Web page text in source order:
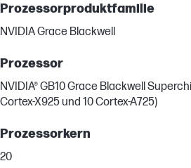
Prozessorproduktfamilie
NVIDIA Grace Blackwell
Prozessor
NVIDIA® GB10 Grace Blackwell
Cortex-X925 und 10 Cortex-A725)
Prozessorkern
20